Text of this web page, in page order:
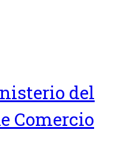
del
Comercio